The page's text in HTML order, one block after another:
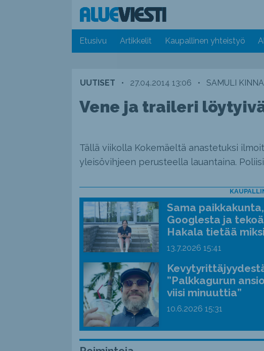
Etusivu Artikkelit Kaupallinen yhteistyö
UUTISET • 27.04.2014 13:06 • SAMULI
Vene ja traileri
Tällä viikolla Kokemäeltä anastetuksi
yleisövihjeen perusteella lauantaina.
Sama
Googlesta ja
Hakala tietää miksi
13.7.2026 15:41
”Palkkagurun
viisi minuuttia”
10.6.2026 15:31